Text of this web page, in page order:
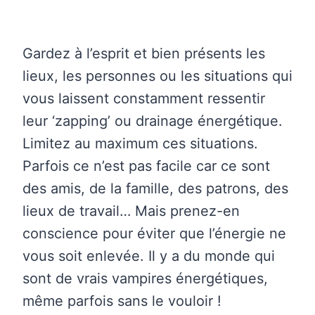
Gardez à l’esprit et bien présents les
lieux, les personnes ou les situations qui
vous laissent constamment ressentir
leur ‘zapping’ ou drainage énergétique.
Limitez au maximum ces situations.
Parfois ce n’est pas facile car ce sont
des amis, de la famille, des patrons, des
lieux de travail… Mais prenez-en
conscience pour éviter que l’énergie ne
vous soit enlevée. Il y a du monde qui
sont de vrais vampires énergétiques,
même parfois sans le vouloir !